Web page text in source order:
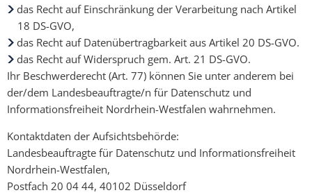
das Recht auf Einschränkung der Verarbeitung nach Artikel
18 DS-GVO,
das Recht auf Datenübertragbarkeit aus Artikel 20 DS-GVO.
das Recht auf Widerspruch gem. Art. 21 DS-GVO.
Ihr Beschwerderecht (Art. 77) können Sie unter anderem bei
der/dem Landesbeauftragte/n für Datenschutz und
Informationsfreiheit Nordrhein-Westfalen wahrnehmen.
Kontaktdaten der Aufsichtsbehörde:
Landesbeauftragte für Datenschutz und Informationsfreiheit
Nordrhein-Westfalen,
Postfach 20 04 44, 40102 Düsseldorf